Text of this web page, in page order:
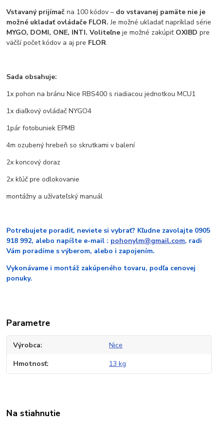
Vstavaný prijímačna 100 kódov – do vstavanej pamäte nie je
možné ukladať ovládače FLOR.Je možné ukladať napríklad série
MYGO, DOMI, ONE, INTI.Voliteľne je možné zakúpiť OXIBD pre
väčší počet kódov a aj pre FLOR.
Sada obsahuje:
1x pohon na bránu Nice RBS400 s riadiacou jednotkou MCU1
1x diaľkový ovládač NYGO4
1pár fotobuniek EPMB
4m ozubený hrebeň so skrutkami v balení
2x koncový doraz
2x kľúč pre odlokovanie
montážny a užívateľský manuál
Potrebujete poradiť, neviete si vybrať? Kľudne zavolajte 0905
918 992, alebo napíšte e-mail : pohonylm@gmail.com, radi
Vám poradíme s výberom, alebo i zapojením.
Vykonávame i montáž zakúpeného tovaru, podľa cenovej
ponuky.
Parametre
Výrobca Nice
Hmotnosť 13 kg
Na stiahnutie